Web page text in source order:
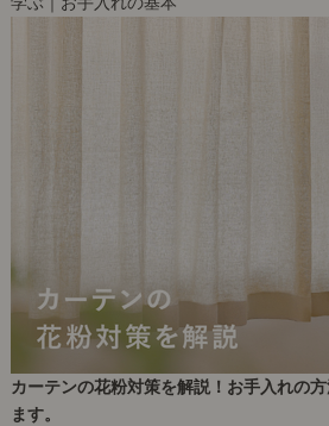
カーテンの花粉対策を解説！お手入れの
ます。